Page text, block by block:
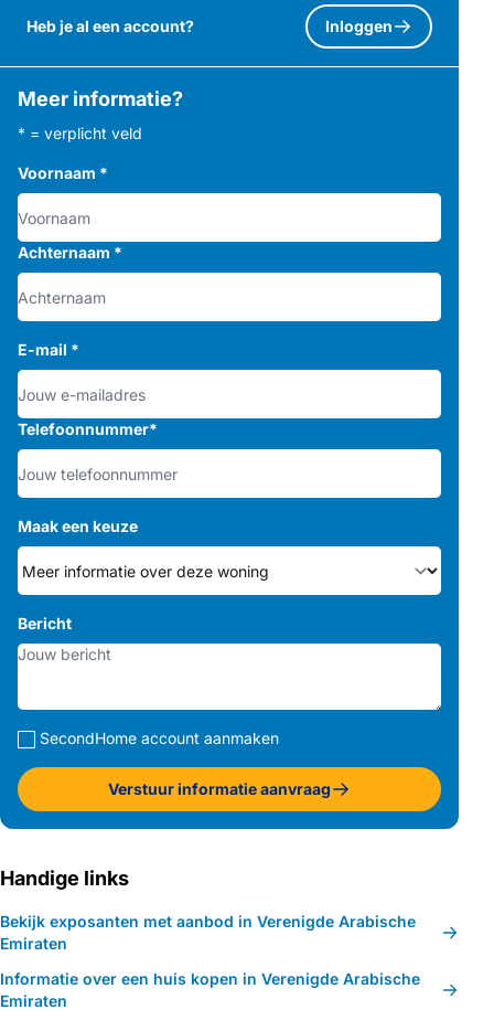
Heb je al een account? Inloggen
Meer informatie?
* = verplicht veld
Voornaam *
Achternaam *
E-mail *
Telefoonnummer*
Maak een keuze
Bericht
SecondHome account aanmaken
Verstuur informatie aanvraag
Handige links
Bekijk exposanten met aanbod in Verenigde Arabische
Emiraten
Informatie over een huis kopen in Verenigde Arabische
Emiraten